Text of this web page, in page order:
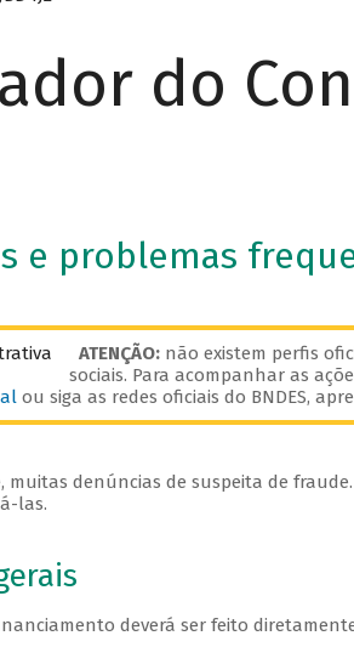
do
e problemas
ATENÇÃO:não existem perfis
sociais. Para acompanhar as
ou siga as redes oficiais do BNDES,
muitas denúncias de suspeita de
las.
deverá ser feito